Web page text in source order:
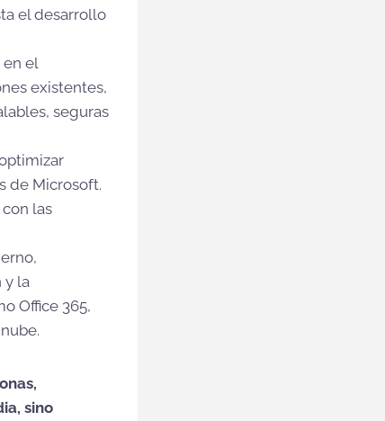
el desarrollo
en el
existentes,
seguras
de Microsoft.
las
y la
Office 365,
sino